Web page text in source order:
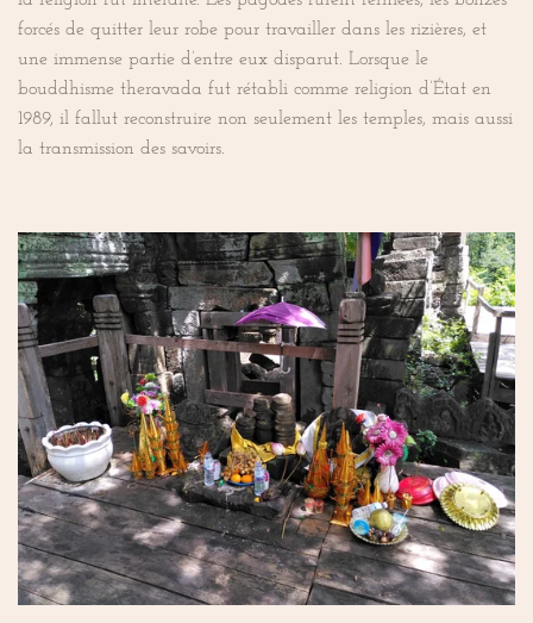
forcés de quitter leur robe pour travailler dans les rizières, et
une immense partie d’entre eux disparut. Lorsque le
bouddhisme theravada fut rétabli comme religion d’État en
1989, il fallut reconstruire non seulement les temples, mais aussi
la transmission des savoirs.